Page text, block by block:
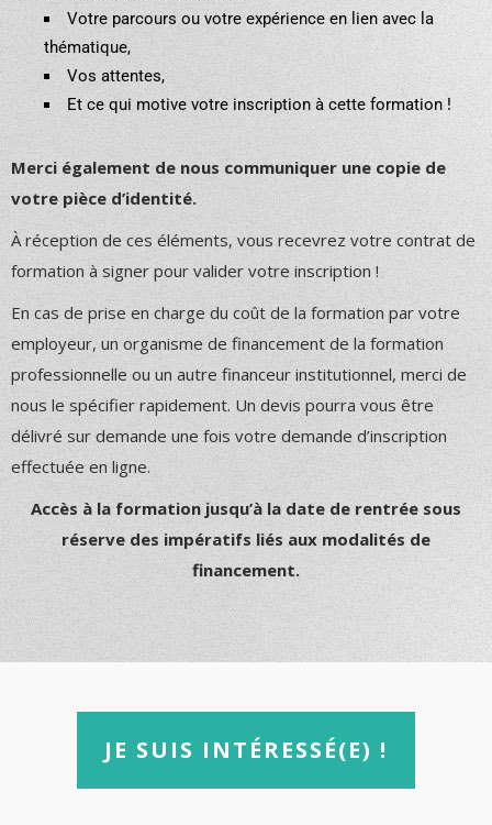
Votre parcours ou votre expérience en lien avec la
thématique,
Vos attentes,
Et ce qui motive votre inscription à cette formation !
Merci également de nous communiquer une copie de
votre pièce d’identité.
À réception de ces éléments, vous recevrez votre contrat de
formation à signer pour valider votre inscription !
En cas de prise en charge du coût de la formation par votre
employeur, un organisme de financement de la formation
professionnelle ou un autre financeur institutionnel, merci de
nous le spécifier rapidement. Un devis pourra vous être
délivré sur demande une fois votre demande d’inscription
effectuée en ligne.
Accès à la formation jusqu’à la date de rentrée sous
réserve des impératifs liés aux modalités de
financement.
JE SUIS INTÉRESSÉ(E) !